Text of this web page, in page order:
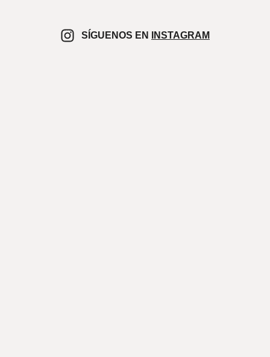
SÍGUENOS EN INSTAGRAM